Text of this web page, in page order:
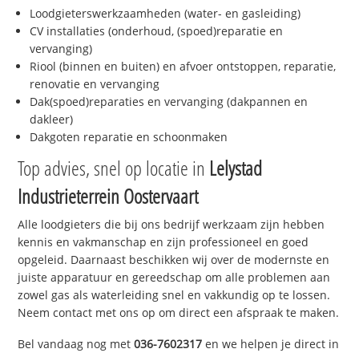
Loodgieterswerkzaamheden (water- en gasleiding)
CV installaties (onderhoud, (spoed)reparatie en
vervanging)
Riool (binnen en buiten) en afvoer ontstoppen, reparatie,
renovatie en vervanging
Dak(spoed)reparaties en vervanging (dakpannen en
dakleer)
Dakgoten reparatie en schoonmaken
Top advies, snel op locatie in Lelystad
Industrieterrein Oostervaart
Alle loodgieters die bij ons bedrijf werkzaam zijn hebben
kennis en vakmanschap en zijn professioneel en goed
opgeleid. Daarnaast beschikken wij over de modernste en
juiste apparatuur en gereedschap om alle problemen aan
zowel gas als waterleiding snel en vakkundig op te lossen.
Neem contact met ons op om direct een afspraak te maken.
Bel vandaag nog met036-7602317 en we helpen je direct in